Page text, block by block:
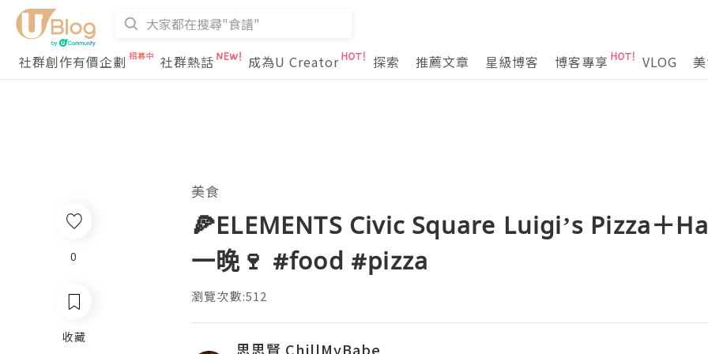
社群創作有價企劃 社群熱話 成為U Creator 探索 推薦文章 星級博客 博客專享 VLOG
美食
🍕ELEMENTS Civic Square Luigi’s Pizza＋
一晚🍷 #food #pizza
瀏覽次數:512
思思賢 ChillMyBabe
0
收藏